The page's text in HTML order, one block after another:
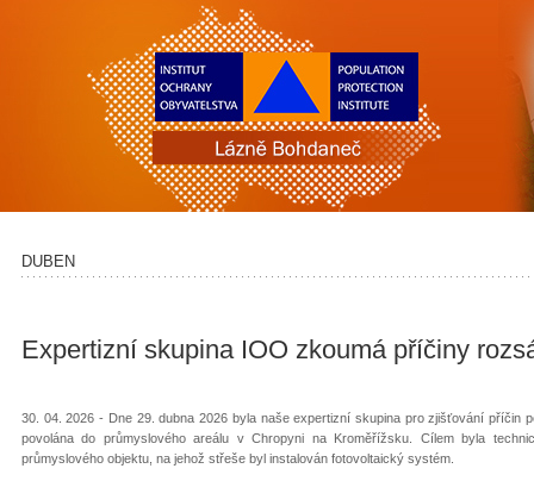
DUBEN
Expertizní skupina IOO zkoumá příčiny
30. 04. 2026 - Dne 29. dubna 2026 byla naše expertizní skupina pro zjišťování příčin
povolána do průmyslového areálu v Chropyni na Kroměřížsku. Cílem byla
průmyslového objektu, na jehož střeše byl instalován fotovoltaický systém.